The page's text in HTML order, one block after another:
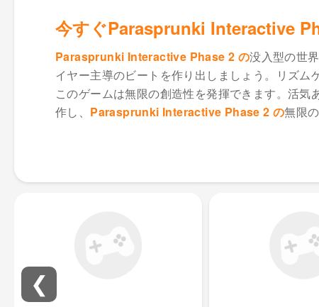
今すぐParasprunki Interactive
Parasprunki Interactive Phase 2 の没入型の世
イヤー主導のビートを作り出しましょう。リズム
このゲームは無限の創造性を発揮できます。活
作し、 Parasprunki Interactive Phase 2 の無限
❮